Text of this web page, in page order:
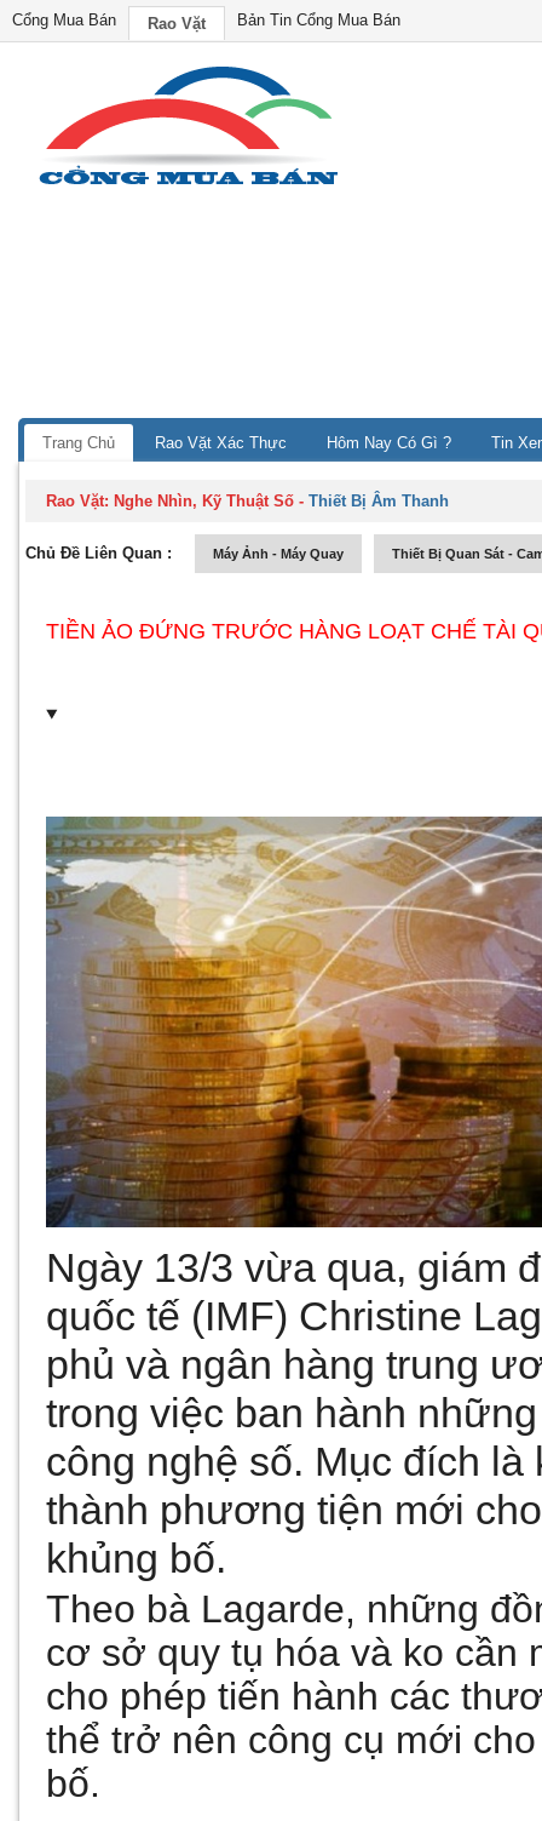
Cổng Mua Bán Rao Vặt Bản Tin Cổng Mua Bán
Trang Chủ Rao Vặt Xác Thực Hôm Nay Có Gì ? Tin
Rao Vặt: Nghe Nhìn, Kỹ Thuật Số -Thiết Bị Âm Thanh
Chủ Đề Liên Quan : Máy Ảnh - Máy Quay Thiết Bị Quan Sát -
TIỀN ẢO ĐỨNG TRƯỚC HÀNG LOẠT CHẾ TÀI
Ngày 13/3 vừa qua, giám
quốc tế (IMF) Christine
phủ và ngân hàng trung
trong việc ban hành
công nghệ số. Mục đích
thành phương tiện mới
khủng bố.
Theo bà Lagarde, những
cơ sở quy tụ hóa và ko cần
cho phép tiến hành các
thể trở nên công cụ mới
bố.